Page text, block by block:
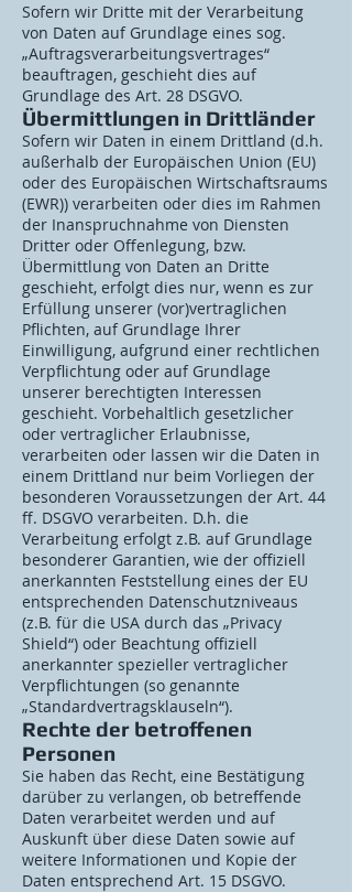
Sofern wir Dritte mit der Verarbeitung
von Daten auf Grundlage eines sog.
„Auftragsverarbeitungsvertrages“
beauftragen, geschieht dies auf
Grundlage des Art. 28 DSGVO.
Übermittlungen in Drittländer
Sofern wir Daten in einem Drittland (d.h.
außerhalb der Europäischen Union (EU)
oder des Europäischen Wirtschaftsraums
(EWR)) verarbeiten oder dies im Rahmen
der Inanspruchnahme von Diensten
Dritter oder Offenlegung, bzw.
Übermittlung von Daten an Dritte
geschieht, erfolgt dies nur, wenn es zur
Erfüllung unserer (vor)vertraglichen
Pflichten, auf Grundlage Ihrer
Einwilligung, aufgrund einer rechtlichen
Verpflichtung oder auf Grundlage
unserer berechtigten Interessen
geschieht. Vorbehaltlich gesetzlicher
oder vertraglicher Erlaubnisse,
verarbeiten oder lassen wir die Daten in
einem Drittland nur beim Vorliegen der
besonderen Voraussetzungen der Art. 44
ff. DSGVO verarbeiten. D.h. die
Verarbeitung erfolgt z.B. auf Grundlage
besonderer Garantien, wie der offiziell
anerkannten Feststellung eines der EU
entsprechenden Datenschutzniveaus
(z.B. für die USA durch das „Privacy
Shield“) oder Beachtung offiziell
anerkannter spezieller vertraglicher
Verpflichtungen (so genannte
„Standardvertragsklauseln“).
Rechte der betroffenen
Personen
Sie haben das Recht, eine Bestätigung
darüber zu verlangen, ob betreffende
Daten verarbeitet werden und auf
Auskunft über diese Daten sowie auf
weitere Informationen und Kopie der
Daten entsprechend Art. 15 DSGVO.